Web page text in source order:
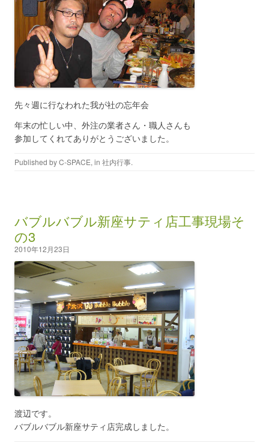
先々週に行なわれた我が社の忘年会
年末の忙しい中、外注の業者さん・職人さんも
参加してくれてありがとうございました。
Published byC-SPACE, in 社内行事.
バブルバブル新座サティ店工事現場そ
の3
2010年12月23日
渡辺です。
バブルバブル新座サティ店完成しました。